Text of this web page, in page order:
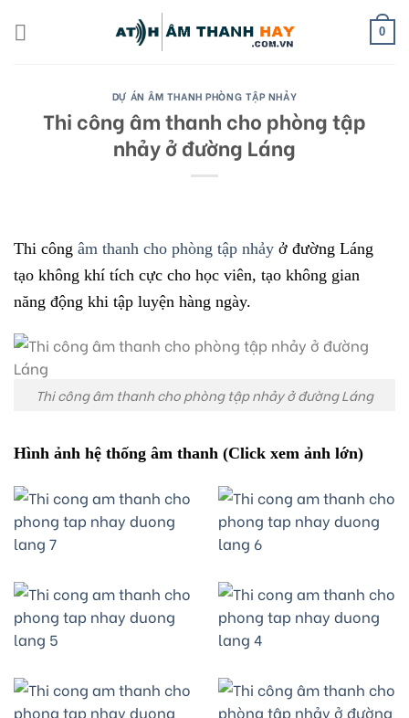
0
DỰ ÁN ÂM THANH PHÒNG TẬP NHẢY
Thi công âm thanh cho phòng tập
nhảy ở đường Láng
Thi công âm thanh cho phòng tập nhảy ở đường Láng
tạo không khí tích cực cho học viên, tạo không gian
năng động khi tập luyện hàng ngày.
Thi công âm thanh cho phòng tập nhảy ở đường Láng
Hình ảnh hệ thống âm thanh (Click xem ảnh lớn)